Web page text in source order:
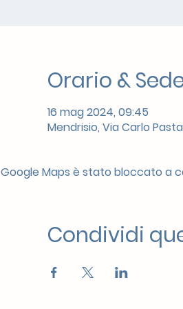
Orario &
16 mag 2024, 09:45
Mendrisio, Via Carlo
Google Maps è stato bloccato a
Condividi